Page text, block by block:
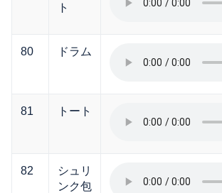
ト
80 ドラム
81 トート
82
シュリ
ンク包